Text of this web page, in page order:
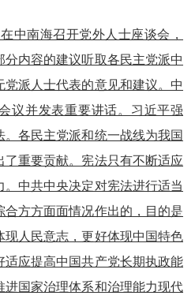
中南海召开党外人士座谈会，
内容的建议听取各民主党派中
派人士代表的意见和建议。中
议并发表重要讲话。习近平强
各民主党派和统一战线为我国
重要贡献。宪法只有不断适应
中共中央决定对宪法进行适当
方方面面情况作出的，目的是
人民意志，更好体现中国特色
应提高中国共产党长期执政能
国家治理体系和治理能力现代